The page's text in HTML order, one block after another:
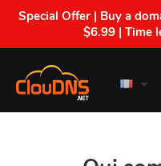
Special Offer | Buy a
$6.99 | Time